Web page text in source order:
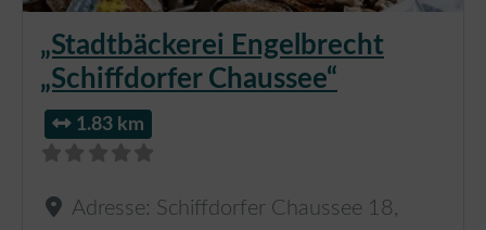
„Stadtbäckerei Engelbrecht
„Schiffdorfer Chaussee“
1.83 km
Adresse: Schiffdorfer Chaussee 18 ,